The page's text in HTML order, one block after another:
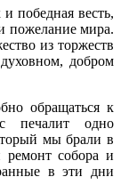
победная весть,
пожелание мира.
из торжеств
добром
обращаться к
одно
мы брали в
ремонт собора и
в эти дни